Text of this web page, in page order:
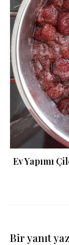
Ev Yapımı
Bir yanıt